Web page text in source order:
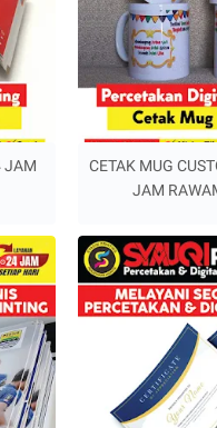
JAM
CETAK MUG
JAM